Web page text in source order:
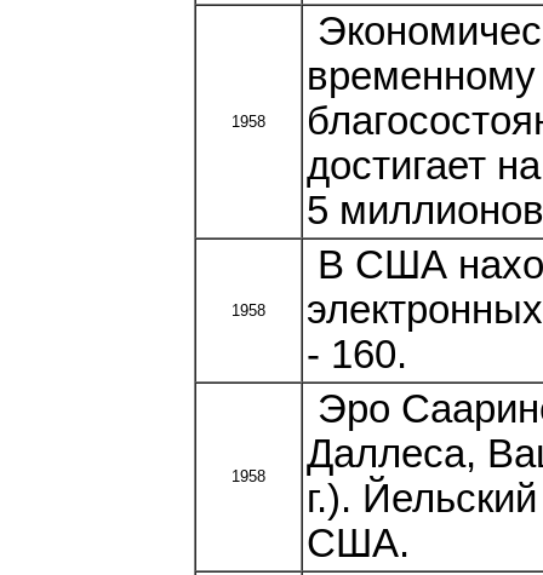
1958
достигает
5
1958
В США
- 160.
1958
Эро
Даллеса,
г.).
США.